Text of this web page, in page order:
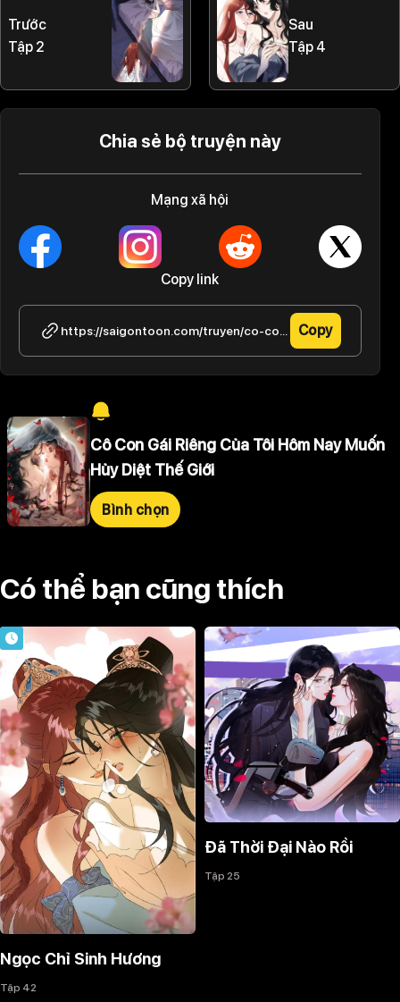
Trước
Tập 2
Sau
Tập 4
Chia sẻ bộ truyện này
Mạng xã hội
Copy link
https://saigontoon.com/truyen/co-con-gai-rieng-cua-toi-hom-nay-muon-huy-diet-the-gioi/tap-3-29 Copy
Cô Con Gái Riêng Của Tôi Hôm Nay Muốn
Hủy Diệt Thế Giới
Bình chọn
Có thể bạn cũng thích
Ngọc Chỉ Sinh Hương
Tập 42
Đã Thời Đại Nào Rồi
Tập 25